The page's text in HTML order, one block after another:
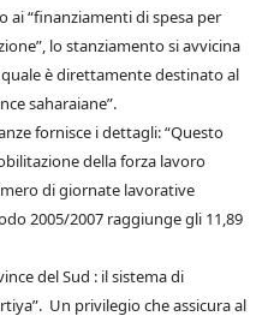
ai “finanziamenti di spesa per
lo stanziamento si avvicina
è direttamente destinato al
saharaiane”.
fornisce i dettagli: “Questo
della forza lavoro
di giornate lavorative
2005/2007 raggiunge gli 11,89
del Sud : il sistema di
Un privilegio che assicura al